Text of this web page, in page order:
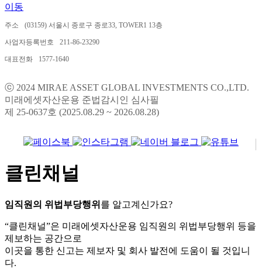
이동
주소 (03159) 서울시 종로구 종로33, TOWER1 13층
사업자등록번호 211-86-23290
대표전화 1577-1640
ⓒ 2024 MIRAE ASSET GLOBAL INVESTMENTS CO.,LTD.
미래에셋자산운용 준법감시인 심사필
제 25-0637호 (2025.08.29 ~ 2026.08.28)
클린채널
임직원의 위법부당행위 를 알고계신가요?
“클린채널”은 미래에셋자산운용 임직원의 위법부당행위 등을
제보하는 공간으로
이곳을 통한 신고는 제보자 및 회사 발전에 도움이 될 것입니
다.